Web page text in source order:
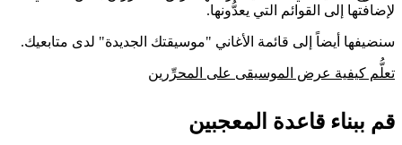
لإضافتها إلى القوائم التي يعدُّونها.
سنضيفها أيضاً إلى قائمة الأغاني "موسيقتك الجديدة" لدى متابعيك.
تعلُّم كيفية عرض الموسيقى على المحرِّرين
قم ببناء قاعدة المعجبين